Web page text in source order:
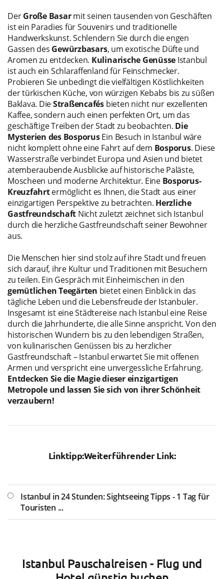
DerGroße Basarmit seinen tausenden von Geschäften
ist ein Paradies für Souvenirs und traditionelle
Handwerkskunst. Schlendern Sie durch die engen
Gassen des Gewürzbasars, um exotische Düfte und
Aromen zu entdecken. Kulinarische Genüsse Istanbul
ist auch ein Schlaraffenland für Feinschmecker.
Probieren Sie unbedingt die vielfältigen Köstlichkeiten
der türkischen Küche, von würzigen Kebabs bis zu süßen
Baklava. DieStraßencafés bieten nicht nur exzellenten
Kaffee, sondern auch einen perfekten Ort, um das
geschäftige Treiben der Stadt zu beobachten. Die
Mysterien des BosporusEin Besuch in Istanbul wäre
nicht komplett ohne eine Fahrt auf dem Bosporus. Diese
Wasserstraße verbindet Europa und Asien und bietet
atemberaubende Ausblicke auf historische Paläste,
Moscheen und moderne Architektur. Eine Bosporus-
Kreuzfahrtermöglicht es Ihnen, die Stadt aus einer
einzigartigen Perspektive zu betrachten. Herzliche
Gastfreundschaft Nicht zuletzt zeichnet sich Istanbul
durch die herzliche Gastfreundschaft seiner Bewohner
aus.
Die Menschen hier sind stolz auf ihre Stadt und freuen
sich darauf, ihre Kultur und Traditionen mit Besuchern
zu teilen. Ein Gespräch mit Einheimischen in den
gemütlichen Teegärten bietet einen Einblick in das
tägliche Leben und die Lebensfreude der Istanbuler.
Insgesamt ist eine Städtereise nach Istanbul eine Reise
durch die Jahrhunderte, die alle Sinne anspricht. Von den
historischen Wundern bis zu den lebendigen Straßen,
von kulinarischen Genüssen bis zu herzlicher
Gastfreundschaft – Istanbul erwartet Sie mit offenen
Armen und verspricht eine unvergessliche Erfahrung.
Entdecken Sie die Magie dieser einzigartigen
Metropole und lassen Sie sich von ihrer Schönheit
verzaubern!
Linktipp:Weiterführender Link:
Istanbul in 24 Stunden: Sightseeing Tipps - 1 Tag für
Touristen ...
Istanbul Pauschalreisen - Flug und